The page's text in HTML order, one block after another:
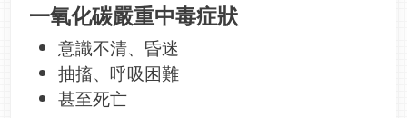
一氧化碳嚴重中毒症狀
意識不清、昏迷
抽搐、呼吸困難
甚至死亡